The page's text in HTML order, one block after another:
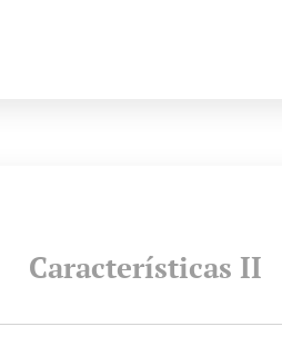
Características II